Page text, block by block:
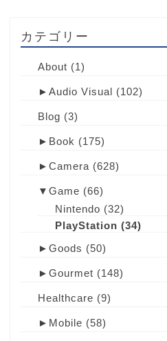
カテゴリー
About (1)
► Audio Visual (102)
Blog (3)
► Book (175)
► Camera (628)
▼ Game (66)
Nintendo (32)
PlayStation (34)
► Goods (50)
► Gourmet (148)
Healthcare (9)
► Mobile (58)